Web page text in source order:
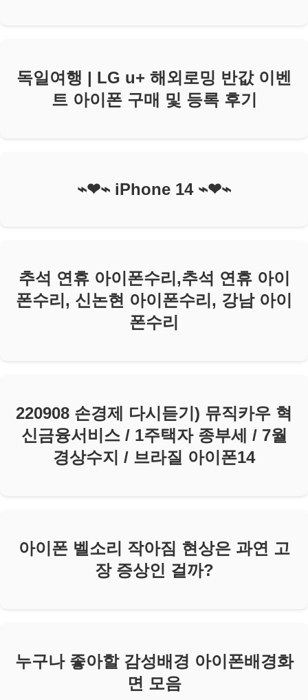
독일여행 | LG u+ 해외로밍 반값 이벤
트 아이폰 구매 및 등록 후기
⌁❤︎⌁ iPhone 14 ⌁❤︎⌁
추석 연휴 아이폰수리,추석 연휴 아이
폰수리, 신논현 아이폰수리, 강남 아이
폰수리
220908 손경제 다시듣기) 뮤직카우 혁
신금융서비스 / 1주택자 종부세 / 7월
경상수지 / 브라질 아이폰14
아이폰 벨소리 작아짐 현상은 과연 고
장 증상인 걸까?
누구나 좋아할 감성배경 아이폰배경화
면 모음